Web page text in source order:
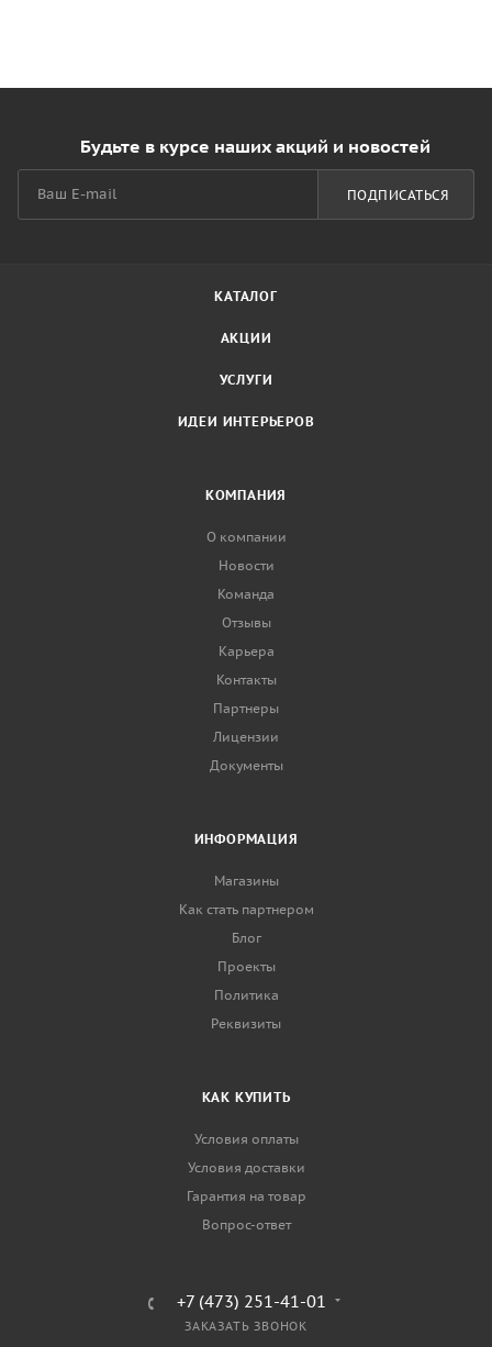
Будьте в курсе наших акций и новостей
ПОДПИСАТЬСЯ
КАТАЛОГ
АКЦИИ
УСЛУГИ
ИДЕИ ИНТЕРЬЕРОВ
КОМПАНИЯ
О компании
Новости
Команда
Отзывы
Карьера
Контакты
Партнеры
Лицензии
Документы
ИНФОРМАЦИЯ
Магазины
Как стать партнером
Блог
Проекты
Политика
Реквизиты
КАК КУПИТЬ
Условия оплаты
Условия доставки
Гарантия на товар
Вопрос-ответ
+7 (473) 251-41-01
ЗАКАЗАТЬ ЗВОНОК